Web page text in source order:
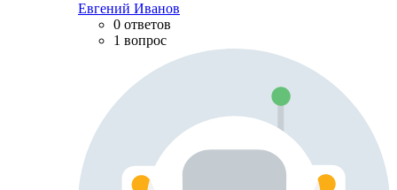
Евгений Иванов
0 ответов
1 вопрос